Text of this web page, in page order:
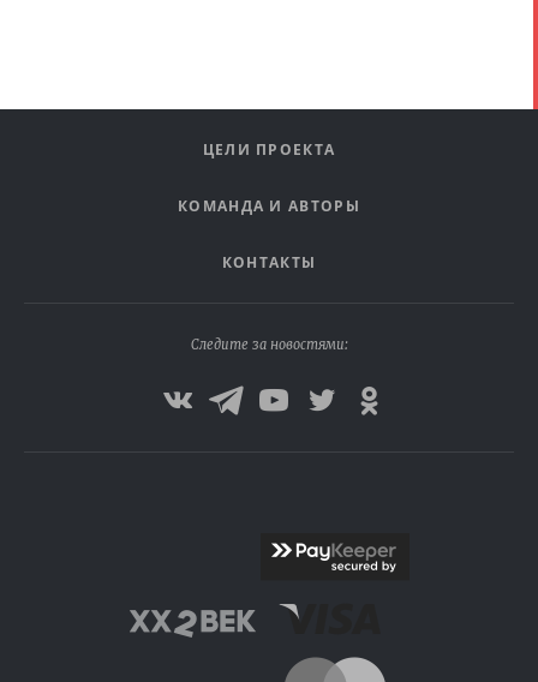
ЦЕЛИ ПРОЕКТА
КОМАНДА И АВТОРЫ
КОНТАКТЫ
Следите за новостями: